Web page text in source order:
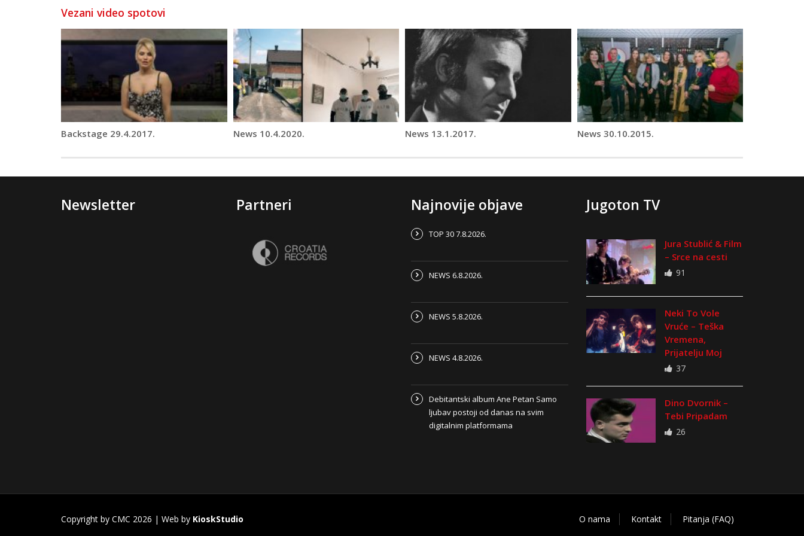
Vezani video spotovi
Backstage 29.4.2017. News 10.4.2020. News 13.1.2017. News 30.10.2015.
Newsletter Partneri Najnovije objave
TOP 30 7.8.2026.
NEWS 6.8.2026.
NEWS 5.8.2026.
NEWS 4.8.2026.
Debitantski album Ane Petan Samo
ljubav postoji od danas na svim
digitalnim platformama
Jugoton TV
Jura Stublić & Film
– Srce na cesti
91
Neki To Vole
Vruće – Teška
Vremena,
Prijatelju Moj
37
Dino Dvornik –
Tebi Pripadam
26
Copyright by CMC 2026 | Web by KioskStudio O nama Kontakt Pitanja (FAQ)